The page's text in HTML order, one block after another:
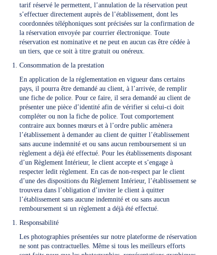
tarif réservé le permettent, l’annulation de la réservation peut
s’effectuer directement auprès de l’établissement, dont les
coordonnées téléphoniques sont précisées sur la confirmation de
la réservation envoyée par courrier électronique. Toute
réservation est nominative et ne peut en aucun cas être cédée à
un tiers, que ce soit à titre gratuit ou onéreux.
Consommation de la prestation
En application de la réglementation en vigueur dans certains
pays, il pourra être demandé au client, à l’arrivée, de remplir
une fiche de police. Pour ce faire, il sera demandé au client de
présenter une pièce d’identité afin de vérifier si celui-ci doit
compléter ou non la fiche de police. Tout comportement
contraire aux bonnes mœurs et à l’ordre public amènera
l’établissement à demander au client de quitter l’établissement
sans aucune indemnité et ou sans aucun remboursement si un
règlement a déjà été effectué. Pour les établissements disposant
d’un Règlement Intérieur, le client accepte et s’engage à
respecter ledit règlement. En cas de non-respect par le client
d’une des dispositions du Règlement Intérieur, l’établissement se
trouvera dans l’obligation d’inviter le client à quitter
l’établissement sans aucune indemnité et ou sans aucun
remboursement si un règlement a déjà été effectué.
Responsabilité
Les photographies présentées sur notre plateforme de réservation
ne sont pas contractuelles. Même si tous les meilleurs efforts